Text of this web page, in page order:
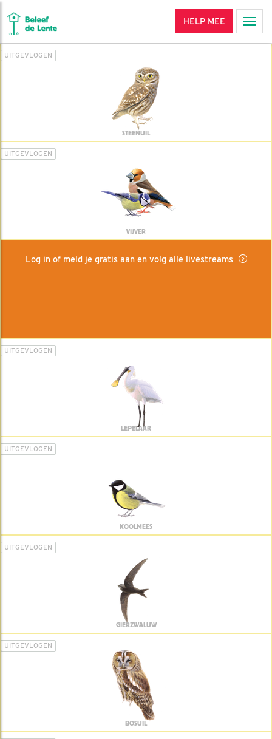
HELP MEE
UITGEVLOGEN
STEENUIL
UITGEVLOGEN
VIJVER
Log in of meld je gratis aan en volg alle livestreams
UITGEVLOGEN
LEPELAAR
UITGEVLOGEN
KOOLMEES
UITGEVLOGEN
GIERZWALUW
UITGEVLOGEN
BOSUIL